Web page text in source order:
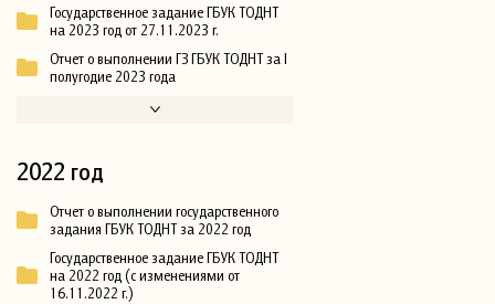
Государственное задание ГБУК ТОДНТ
на 2023 год от 27.11.2023 г.
Отчет о выполнении ГЗ ГБУК ТОДНТ за I
полугодие 2023 года
2022 год
Отчет о выполнении государственного
задания ГБУК ТОДНТ за 2022 год
Государственное задание ГБУК ТОДНТ
на 2022 год (с изменениями от
16.11.2022 г.)